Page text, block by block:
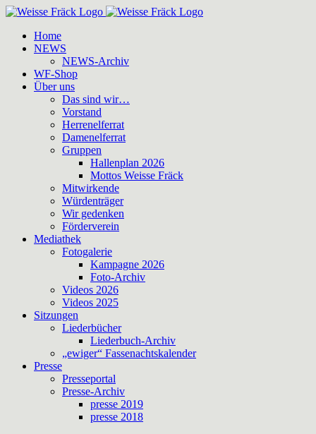
Zum
springenHome
NEWS
NEWS-Archiv
WF-Shop
Über uns
Das sind wir…
Vorstand
Herrenelferrat
Damenelferrat
Gruppen
Hallenplan 2026
Mottos Weisse Fräck
Mitwirkende
Würdenträger
Wir gedenken
Förderverein
Mediathek
Fotogalerie
Kampagne 2026
Foto-Archiv
Videos 2026
Videos 2025
Sitzungen
Liederbücher
Liederbuch-Archiv
„ewiger“ Fassenachtskalender
Presse
Presseportal
Presse-Archiv
presse 2019
presse 2018